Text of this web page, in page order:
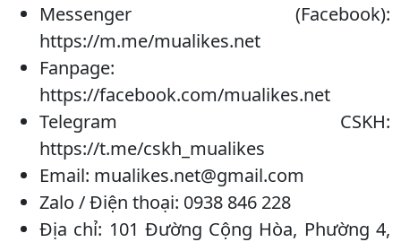
Messenger (Facebook):
https://m.me/mualikes.net
Fanpage:
https://facebook.com/mualikes.net
Telegram CSKH:
https://t.me/cskh_mualikes
Email: mualikes.net@gmail.com
Zalo / Điện thoại: 0938 846 228
Địa chỉ: 101 Đường Cộng Hòa, Phường 4,